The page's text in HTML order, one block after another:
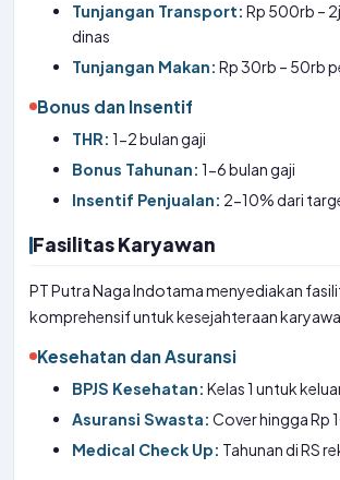
Tunjangan Transport: Rp 500rb –
dinas
Tunjangan Makan: Rp 30rb – 50rb
Bonus dan Insentif
THR: 1-2 bulan gaji
Bonus Tahunan: 1-6 bulan gaji
Insentif Penjualan: 2-10% dari
Fasilitas Karyawan
PT Putra Naga Indotama menyediakan
komprehensif untuk kesejahteraan
Kesehatan dan Asuransi
BPJS Kesehatan: Kelas 1 untuk
Asuransi Swasta: Cover hingga Rp
Medical Check Up: Tahunan di RS